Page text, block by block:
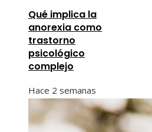
Qué implica la
anorexia como
trastorno
psicológico
complejo
Hace 2 semanas